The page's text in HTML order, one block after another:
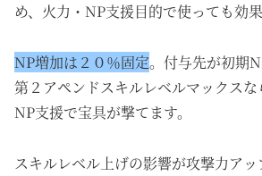
め、火力・NP支援目的で使っても効
NP増加は２０％固定。付与先が初期
第２アペンドスキルレベルマックス
NP支援で宝具が撃てます。
スキルレベル上げの影響が攻撃力ア